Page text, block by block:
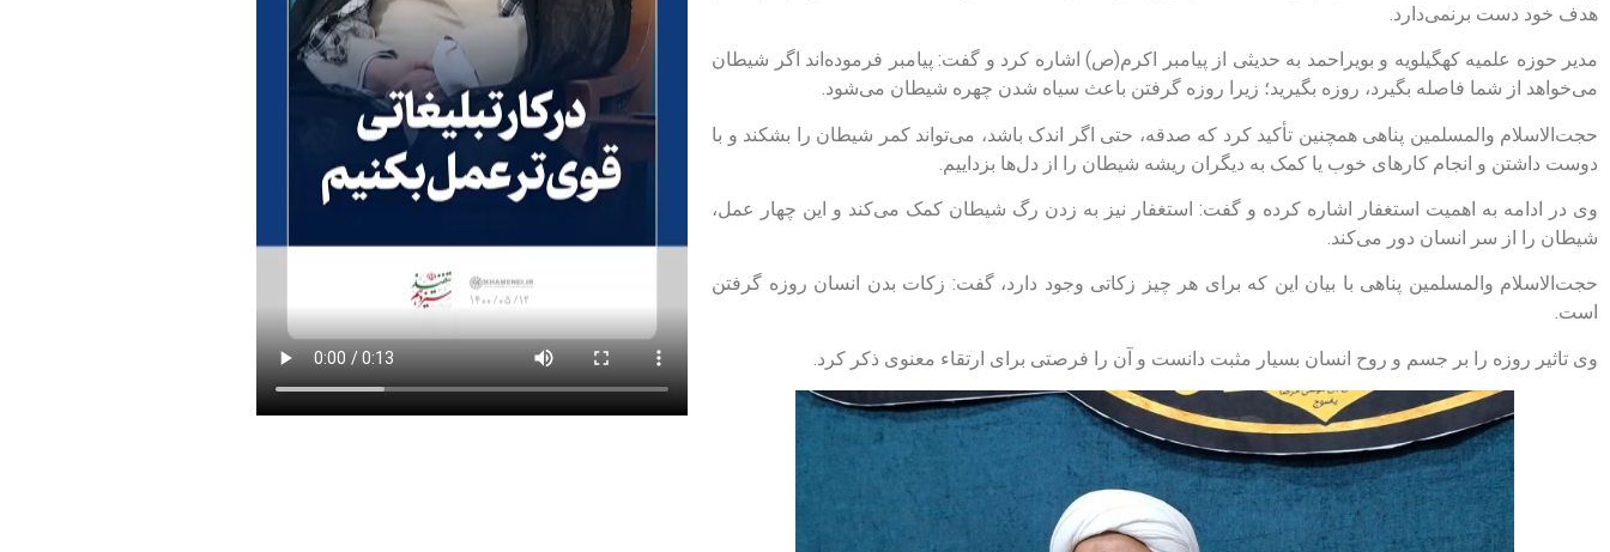
هدف خود دست برنمی‌دارد.
مدیر حوزه علمیه کهگیلویه و بویراحمد به حدیثی از پیامبر اکرم(ص) اشاره کرد و گفت: پیامبر فرموده‌اند اگر شیطان
می‌خواهد از شما فاصله بگیرد، روزه بگیرید؛ زیرا روزه گرفتن باعث سیاه شدن چهره شیطان می‌شود.
حجت‌الاسلام والمسلمین پناهی همچنین تأکید کرد که صدقه، حتی اگر اندک باشد، می‌تواند کمر شیطان را بشکند و با
دوست داشتن و انجام کارهای خوب یا کمک به دیگران ریشه شیطان را از دل‌ها بزداییم.
وی در ادامه به اهمیت استغفار اشاره کرده و گفت: استغفار نیز به زدن رگ شیطان کمک می‌کند و این چهار عمل،
شیطان را از سر انسان دور می‌کند.
حجت‌الاسلام والمسلمین پناهی با بیان این که برای هر چیز زکاتی وجود دارد، گفت: زکات بدن انسان روزه گرفتن
است.
وی تاثیر روزه را بر جسم و روح انسان بسیار مثبت دانست و آن را فرصتی برای ارتقاء معنوی ذکر کرد.